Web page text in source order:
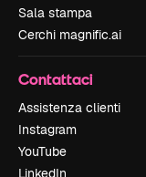
Sala stampa
Cerchi magnific.ai
Contattaci
Assistenza clienti
Instagram
YouTube
LinkedIn